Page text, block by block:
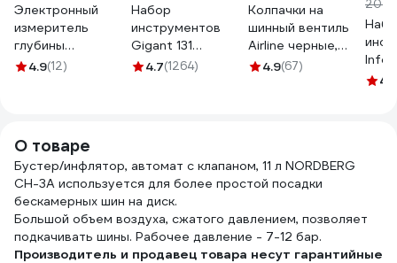
Электронный
измеритель
глубины
протектора NORM
4.9(12)
Набор
инструментов
Gigant 131
предмет, Сталь
4.7(1264)
Колпачки на
шинный вентиль
Airline черные,
пластик, 60 шт.
4.9(67)
20
4.4
О товаре
Бустер/инфлятор, автомат с клапаном, 11 л NORDBERG
CH-3A используется для более простой посадки
бескамерных шин на диск.
Большой объем воздуха, сжатого давлением, позволяет
подкачивать шины. Рабочее давление - 7-12 бар.
Производитель и продавец товара несут гарантийные